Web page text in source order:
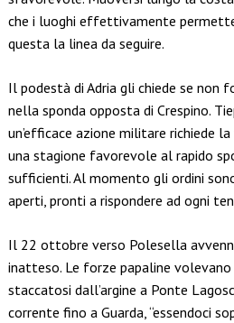
che i luoghi effettivamente
questa la linea da seguire.
Il podestà di Adria gli chiede se non
nella sponda opposta di Crespino.
un’efficace azione militare richiede
una stagione favorevole al rapido
sufficienti. Al momento gli ordini
aperti, pronti a rispondere ad ogni
Il 22 ottobre verso Polesella
inatteso. Le forze papaline volevano
staccatosi dall’argine a Ponte
corrente fino a Guarda, “essendoci